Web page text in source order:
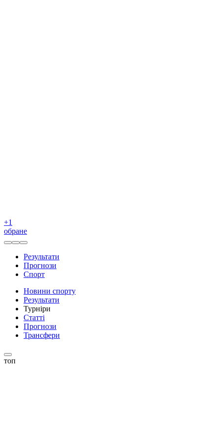
+1
обране
Результати
Прогнози
Спорт
Новини спорту
Результати
Турніри
Статті
Прогнози
Трансфери
топ